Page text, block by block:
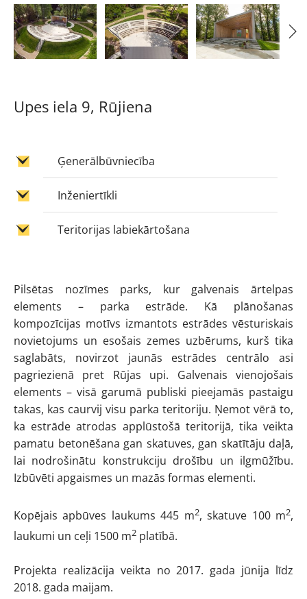
Pilsētas nozīmes parks, kur galvenais ārtelpas
elements – parka estrāde. Kā plānošanas
kompozīcijas motīvs izmantots estrādes vēsturiskais
novietojums un esošais zemes uzbērums, kurš tika
saglabāts, novirzot jaunās estrādes centrālo asi
pagriezienā pret Rūjas upi. Galvenais vienojošais
elements – visā garumā publiski pieejamās pastaigu
takas, kas caurvij visu parka teritoriju. Ņemot vērā to,
ka estrāde atrodas applūstošā teritorijā, tika veikta
pamatu betonēšana gan skatuves, gan skatītāju daļā,
lai nodrošinātu konstrukciju drošību un ilgmūžību.
Izbūvēti apgaismes un mazās formas elementi.
Kopējais apbūves laukums 445 m2, skatuve 100 m2,
laukumi un ceļi 1500 m2 platībā.
Projekta realizācija veikta no 2017. gada jūnija līdz
2018. gada maijam.
Upes iela 9, Rūjiena
Ģenerālbūvniecība
Inženiertīkli
Teritorijas labiekārtošana